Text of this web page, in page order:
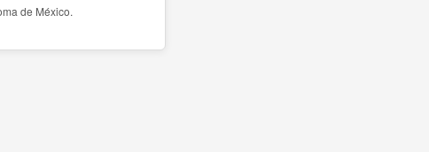
de México.